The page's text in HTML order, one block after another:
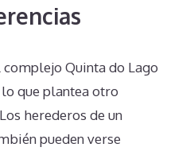
Quinta do Lago
que plantea otro
herederos de un
pueden verse